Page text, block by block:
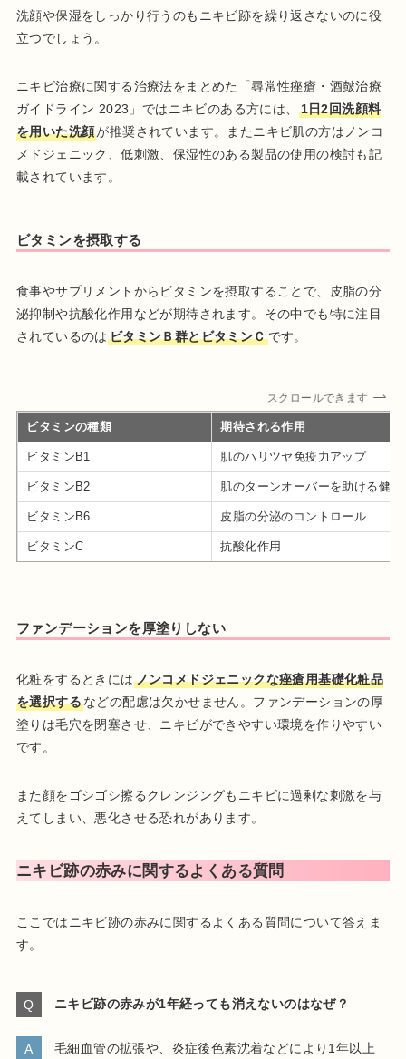
洗顔や保湿をしっかり行うのもニキビ跡を繰り返さないのに役
立つでしょう。
ニキビ治療に関する治療法をまとめた「尋常性痤瘡・酒皶治療
ガイドライン 2023」ではニキビのある方には、
1日2回洗顔料
を用いた洗顔が推奨されています。またニキビ肌の方はノンコ
メドジェニック、低刺激、保湿性のある製品の使用の検討も記
載されています。
ビタミンを摂取する
食事やサプリメントからビタミンを摂取することで、皮脂の分
泌抑制や抗酸化作用などが期待されます。その中でも特に注目
されているのは ビタミンＢ群とビタミンＣです。
スクロールできます
ビタミンの種類 期待される作用
ビタミンB1 肌のハリツヤ免疫力アップ
ビタミンB2 肌のターンオーバーを助ける健
ビタミンB6 皮脂の分泌のコントロール
ビタミンC 抗酸化作用
ファンデーションを厚塗りしない
化粧をするときには ノンコメドジェニックな痤瘡用基礎化粧品
を選択するなどの配慮は欠かせません。ファンデーションの厚
塗りは毛穴を閉塞させ、ニキビができやすい環境を作りやすい
です。
また顔をゴシゴシ擦るクレンジングもニキビに過剰な刺激を与
えてしまい、悪化させる恐れがあります。
ニキビ跡の赤みに関するよくある質問
ここではニキビ跡の赤みに関するよくある質問について答えま
す。
ニキビ跡の赤みが1年経っても消えないのはなぜ？
毛細血管の拡張や、炎症後色素沈着などにより1年以上